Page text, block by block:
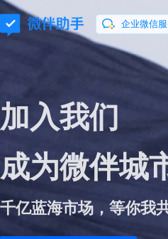
企业微信
会话内容存档
助力企业合规有序地向客户提
微信客服
玩转企业微信
加入我们
成为微伴城
千亿蓝海市场，等你我